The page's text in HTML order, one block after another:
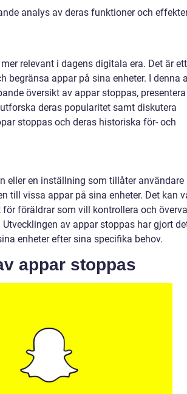
analys av deras funktioner och
relevant i dagens digitala era. Det är
begränsa appar på sina enheter. I denna
översikt av appar stoppas,
deras popularitet samt diskutera
stoppas och deras historiska för- och
eller en inställning som tillåter användare
till vissa appar på sina enheter. Det kan
föräldrar som vill kontrollera och
av appar stoppas har gjort
enheter efter sina specifika behov.
appar stoppas